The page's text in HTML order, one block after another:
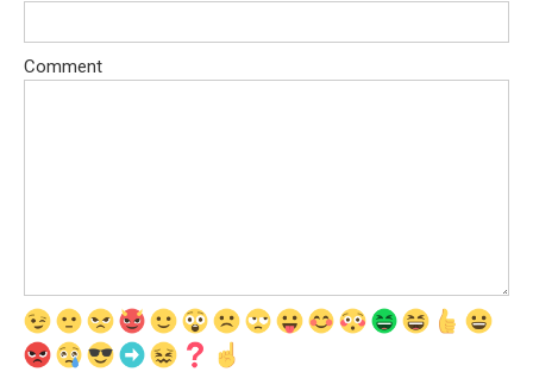
Comment